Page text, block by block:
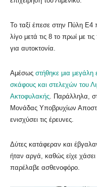
Το ταξί έπεσε στην Πύλη Ε4
λίγο μετά τις 8 το πρωί με
για αυτοκτονία.
Αμέσως στήθηκε μια μεγάλη
σκάφους και στελεχών του
Ακτοφυλακής. Παράλληλα,
Μονάδας Υποβρυχίων
ενισχύσει τις έρευνες.
Δύτες κατάφεραν και
ήταν αργά, καθώς είχε
παρέλαβε ασθενοφόρο.